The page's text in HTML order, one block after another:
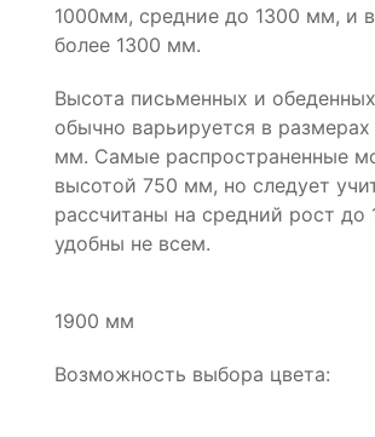
1000мм, средние до 1300 мм, и
более 1300 мм.
Высота письменных и
обычно варьируется в
мм. Самые распространенные
высотой 750 мм, но следует
рассчитаны на средний рост до
удобны не всем.
1900 мм
Возможность выбора цвета: